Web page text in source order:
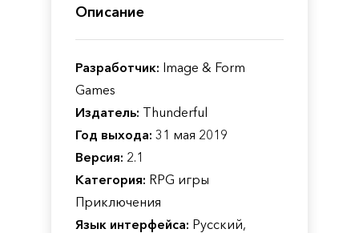
Описание
Разработчик: Image & Form
Games
Издатель: Thunderful
Год выхода: 31 мая 2019
Версия: 2.1
Категория: RPG игры
Приключения
Язык интерфейса: Русский,